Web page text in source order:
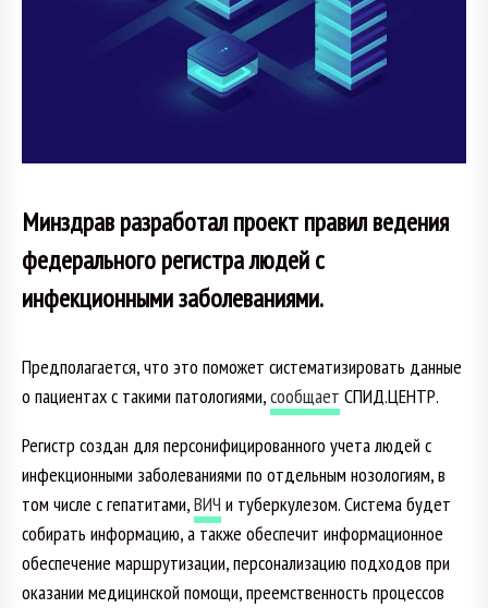
Минздрав разработал проект правил ведения
федерального регистра людей с
инфекционными заболеваниями.
Предполагается, что это поможет систематизировать данные
о пациентах с такими патологиями,сообщает СПИД.ЦЕНТР.
Регистр создан для персонифицированного учета людей с
инфекционными заболеваниями по отдельным нозологиям, в
том числе с гепатитами,ВИЧ и туберкулезом. Система будет
собирать информацию, а также обеспечит информационное
обеспечение маршрутизации, персонализацию подходов при
оказании медицинской помощи, преемственность процессов